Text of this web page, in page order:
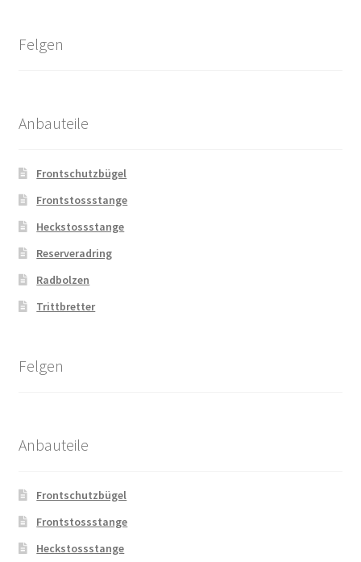
Felgen
Anbauteile
Frontschutzbügel
Frontstossstange
Heckstossstange
Reserveradring
Radbolzen
Trittbretter
Felgen
Anbauteile
Frontschutzbügel
Frontstossstange
Heckstossstange